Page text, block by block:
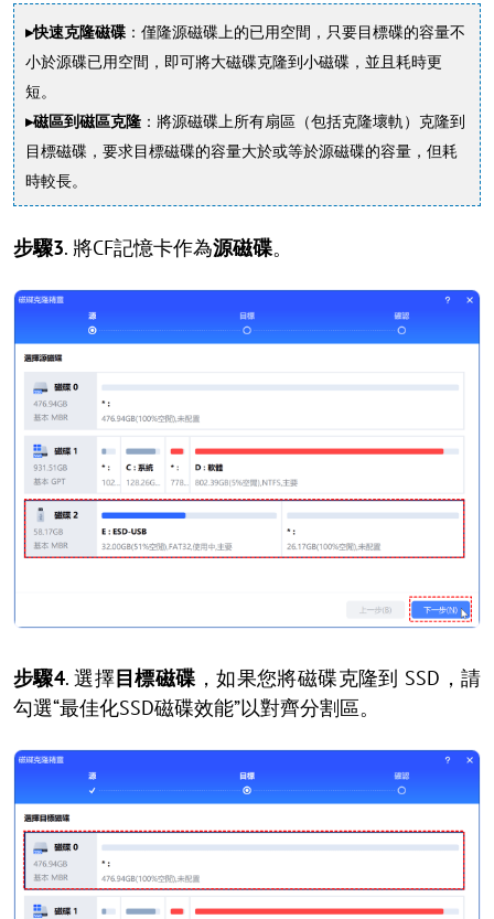
▸快速克隆磁碟 ：僅隆源磁碟上的已用空間，只要目標碟的容量不
小於源碟已用空間，即可將大磁碟克隆到小磁碟，並且耗時更
短。
▸磁區到磁區克隆 ：將源磁碟上所有扇區（包括克隆壞軌）克隆到
目標磁碟，要求目標磁碟的容量大於或等於源磁碟的容量，但耗
時較長。
步驟3. 將CF記憶卡作為源磁碟。
步驟4. 選擇目標磁碟 ，如果您將磁碟克隆到 SSD，請
勾選“最佳化SSD磁碟效能”以對齊分割區。